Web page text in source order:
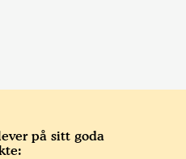
på sitt goda